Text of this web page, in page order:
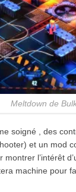
Meltdown de
soigné , des
et un mod
montrer l’intérêt
machine pour